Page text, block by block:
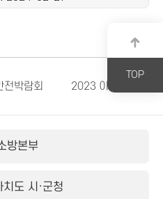
TOP
전박람회 2023 이렇게 달라집
방본부
도 시·군청